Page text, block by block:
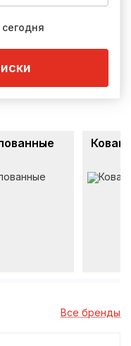
Все бренды